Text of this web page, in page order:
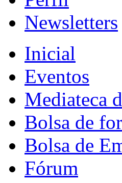
Newsletters
Inicial
Eventos
Mediateca
Bolsa de
Bolsa de
Fórum